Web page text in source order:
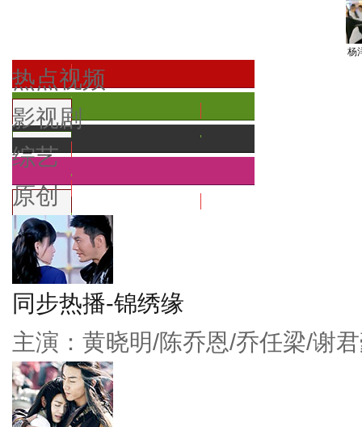
杨
热点视频
影视剧
综艺
原创
同步热播-锦绣缘
主演：黄晓明/陈乔恩/乔任梁/谢